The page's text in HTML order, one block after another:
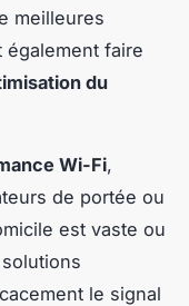
meilleures
faire
du
Wi-Fi,
de portée ou
est vaste ou
le signal